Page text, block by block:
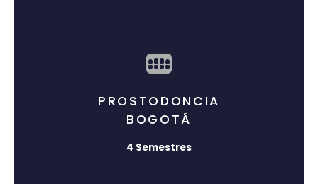
PROSTODONCIA
BOGOTÁ
4 Semestres
Duración: 4 semestres
Título: Especialista en Prostodoncia